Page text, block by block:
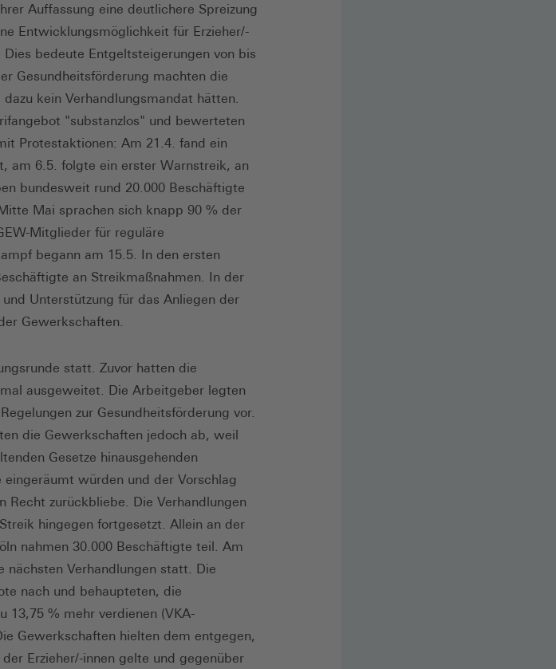
Auffassung eine deutlichere Spreizung
Entwicklungsmöglichkeit für Erzieher/-
bedeute Entgeltsteigerungen von bis
Gesundheitsförderung machten die
kein Verhandlungsmandat hätten.
"substanzlos" und bewerteten
Protestaktionen: Am 21.4. fand ein
am 6.5. folgte ein erster Warnstreik, an
bundesweit rund 20.000 Beschäftigte
Mai sprachen sich knapp 90 % der
Mitglieder für reguläre
begann am 15.5. In den ersten
an Streikmaßnahmen. In der
Unterstützung für das Anliegen der
Gewerkschaften.
statt. Zuvor hatten die
ausgeweitet. Die Arbeitgeber legten
zur Gesundheitsförderung vor.
die Gewerkschaften jedoch ab, weil
Gesetze hinausgehenden
würden und der Vorschlag
zurückbliebe. Die Verhandlungen
hingegen fortgesetzt. Allein an der
nahmen 30.000 Beschäftigte teil. Am
nächsten Verhandlungen statt. Die
nach und behaupteten, die
13,75 % mehr verdienen (VKA-
Gewerkschaften hielten dem entgegen,
Erzieher/-innen gelte und gegenüber